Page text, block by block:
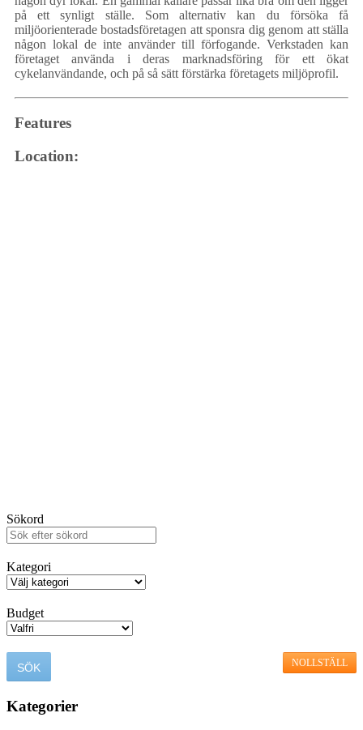
på ett synligt ställe. Som alternativ kan du försöka få
miljöorienterade bostadsföretagen att sponsra dig genom att ställa
någon lokal de inte använder till förfogande. Verkstaden kan
företaget använda i deras marknadsföring för ett ökat
cykelanvändande, och på så sätt förstärka företagets miljöprofil.
Features
Location:
Sökord
Kategori
Budget
NOLLSTÄLL
Kategorier